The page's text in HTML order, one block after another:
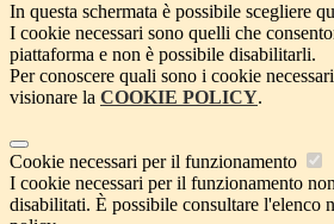
In questa schermata è possibile scegliere
I cookie necessari sono quelli che
piattaforma e non è possibile disabilitarli.
Per conoscere quali sono i cookie
visionare la COOKIE POLICY.
Cookie necessari per il funzionamento
I cookie necessari per il funzionamento
disabilitati. È possibile consultare l'elenco